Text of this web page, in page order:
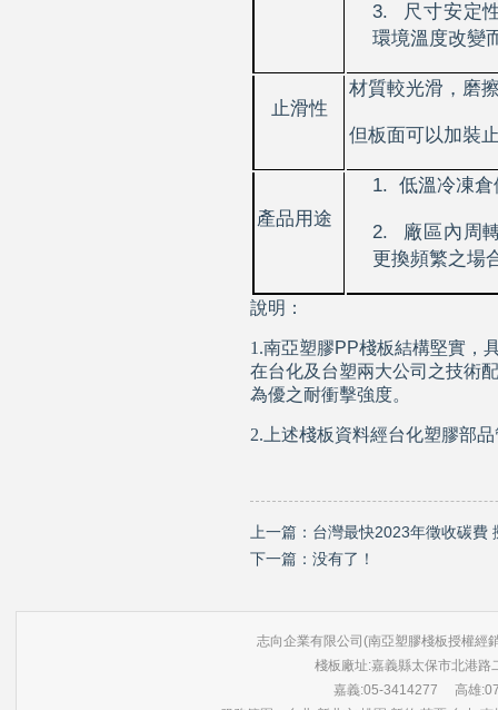
3.
尺寸安定
環境溫度改變
止滑性
材質較光滑，磨
但板面可以加裝
產品用途
1. 低溫冷凍倉
2.
廠區內周
更換頻繁之場
說明：
1.南亞塑膠PP棧板結構堅實，
在台化及台塑兩大公司之技術
為優之耐衝擊強度。
2.上述棧板資料經台化塑膠部
上一篇： 台灣最快2023年徵收碳費
下一篇：没有了！
志向企業有限公司(南亞塑膠棧板授權經
棧板廠址:嘉義縣太保市北港
嘉義:05-3414277 高雄